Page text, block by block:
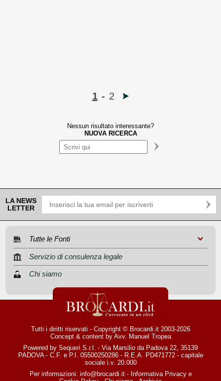
1 - 2
Nessun risultato interessante?
NUOVA RICERCA
LA NEWS
LETTER
Tutte le Fonti
Servizio di consulenza legale
Chi siamo
Tutti i diritti riservati - Copyright © Brocardi.it 2003-2026
Concept & content by Avv. Manuel Tropea
Powered by Sequeri S.r.l. - Via Marsilio da Padova 22, 35139
PADOVA - C.F. e P.I. 05500250286 - R.E.A. PD471772 - capitale
sociale i.v. 20.000
Per informazioni: info@brocardi.it- Informativa Privacye